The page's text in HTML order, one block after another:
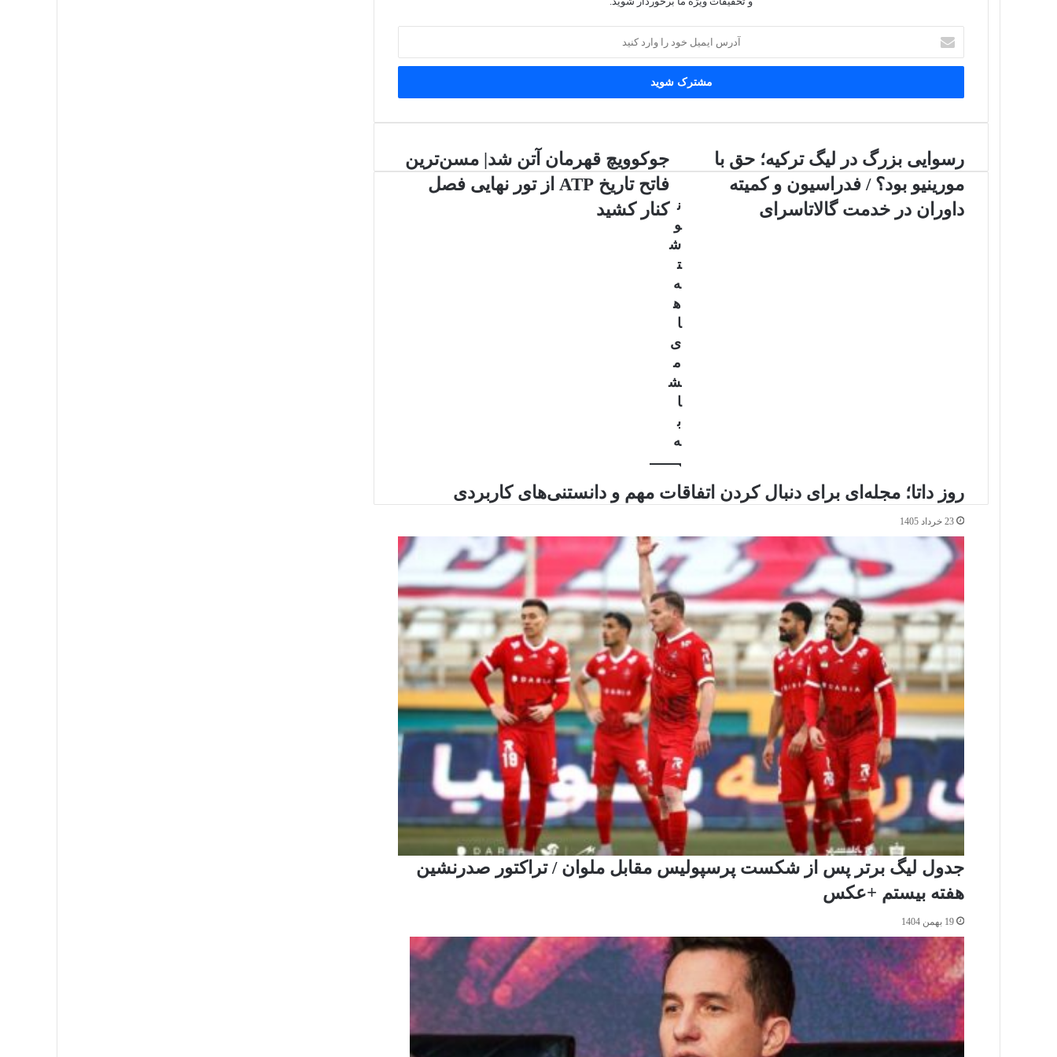
ایمیل
خود
وارد
رسوایی بزرگ در لیگ ترکیه؛ حق با
مورینیو بود؟ / فدراسیون و کمیته
داوران در خدمت گالاتاسرای
جوکوویچ قهرمان آتن شد| مسن‌ترین
فاتح تاریخ ATP از تور نهایی فصل
کنار کشید ن
و
ش
ت
ه
ه
ا
ی
م
ش
ا
ب
ه
روز داتا؛ مجله‌ای برای دنبال کردن اتفاقات مهم و دانستنی‌های کاربردی
23 خرداد 1405
جدول لیگ برتر پس از شکست پرسپولیس مقابل ملوان / تراکتور صدرنشین
هفته بیستم +عکس
19 بهمن 1404